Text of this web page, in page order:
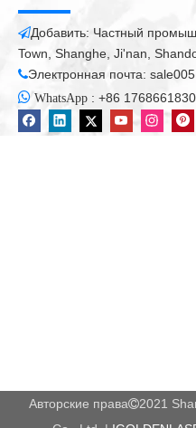
Добавить: Частный
Town, Shanghe, Ji'nan,
Электронная почта:
 WhatsApp : +86
Авторские права2021